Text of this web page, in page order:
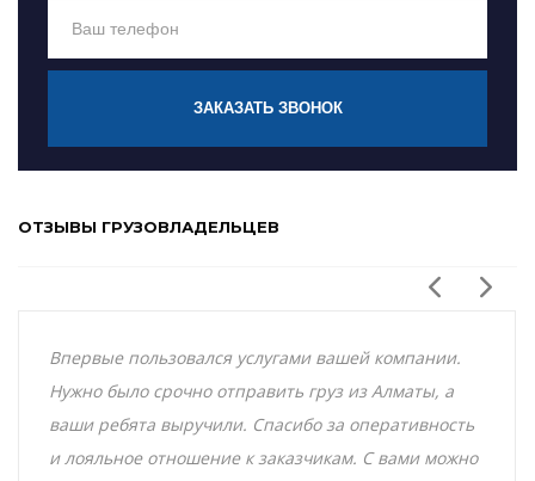
ЗАКАЗАТЬ ЗВОНОК
ОТЗЫВЫ ГРУЗОВЛАДЕЛЬЦЕВ
Впервые пользовался услугами вашей компании.
Нужно было срочно отправить груз из Алматы, а
ваши ребята выручили. Спасибо за оперативность
и лояльное отношение к заказчикам. С вами можно